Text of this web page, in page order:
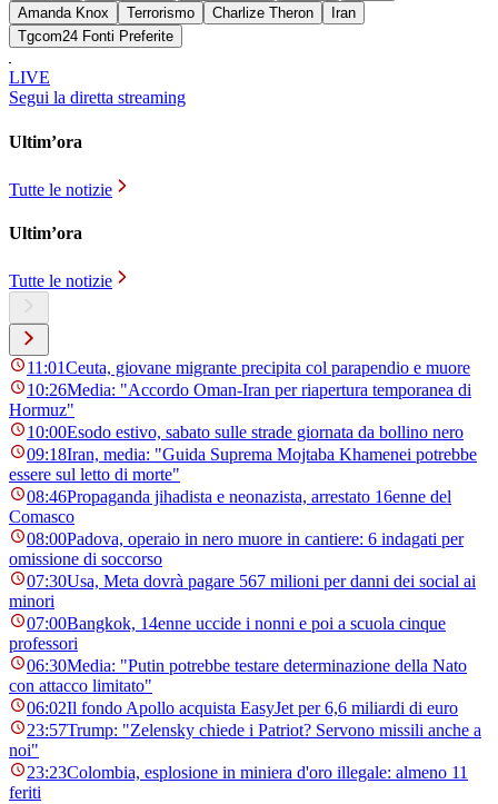
Amanda Knox
Terrorismo Charlize Theron
Iran
Tgcom24 Fonti Preferite
LIVE
Segui la diretta streaming
Ultim’ora
Tutte le notizie
Ultim’ora
Tutte le notizie
11:01Ceuta, giovane migrante precipita col parapendio e muore
10:26Media: "Accordo Oman-Iran per riapertura temporanea di
Hormuz"
10:00Esodo estivo, sabato sulle strade giornata da bollino nero
09:18Iran, media: "Guida Suprema Mojtaba Khamenei potrebbe
essere sul letto di morte"
08:46Propaganda jihadista e neonazista, arrestato 16enne del
Comasco
08:00Padova, operaio in nero muore in cantiere: 6 indagati per
omissione di soccorso
07:30Usa, Meta dovrà pagare 567 milioni per danni dei social ai
minori
07:00Bangkok, 14enne uccide i nonni e poi a scuola cinque
professori
06:30Media: "Putin potrebbe testare determinazione della Nato
con attacco limitato"
06:02Il fondo Apollo acquista EasyJet per 6,6 miliardi di euro
23:57Trump: "Zelensky chiede i Patriot? Servono missili anche a
noi"
23:23Colombia, esplosione in miniera d'oro illegale: almeno 11
feriti